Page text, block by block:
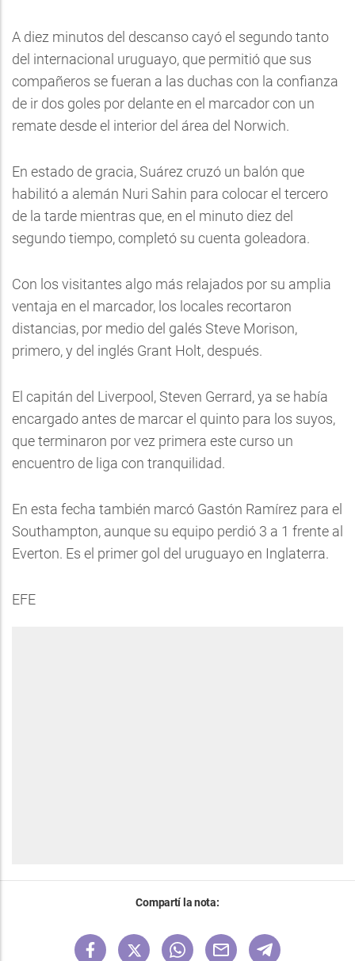
A diez minutos del descanso cayó el segundo tanto
del internacional uruguayo, que permitió que sus
compañeros se fueran a las duchas con la confianza
de ir dos goles por delante en el marcador con un
remate desde el interior del área del Norwich.
En estado de gracia, Suárez cruzó un balón que
habilitó a alemán Nuri Sahin para colocar el tercero
de la tarde mientras que, en el minuto diez del
segundo tiempo, completó su cuenta goleadora.
Con los visitantes algo más relajados por su amplia
ventaja en el marcador, los locales recortaron
distancias, por medio del galés Steve Morison,
primero, y del inglés Grant Holt, después.
El capitán del Liverpool, Steven Gerrard, ya se había
encargado antes de marcar el quinto para los suyos,
que terminaron por vez primera este curso un
encuentro de liga con tranquilidad.
En esta fecha también marcó Gastón Ramírez para el
Southampton, aunque su equipo perdió 3 a 1 frente al
Everton. Es el primer gol del uruguayo en Inglaterra.
EFE
Compartí la nota: